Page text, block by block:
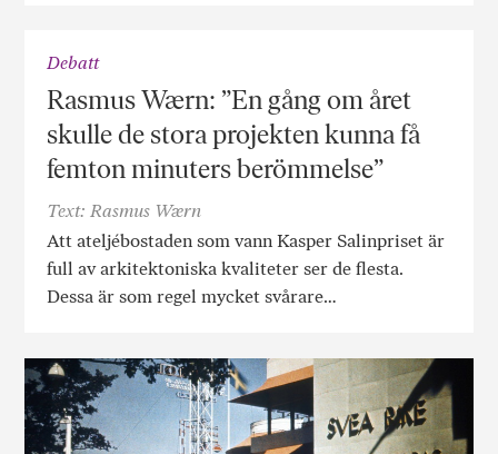
Debatt
Rasmus Wærn: ”En gång om året
skulle de stora projekten kunna få
femton minuters berömmelse”
Text: Rasmus Wærn
Att ateljébostaden som vann Kasper Salinpriset är
full av arkitektoniska kvaliteter ser de flesta.
Dessa är som regel mycket svårare…